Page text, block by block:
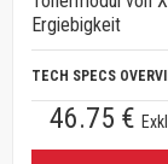
Ergiebigkeit
TECH SPECS
46.75 €